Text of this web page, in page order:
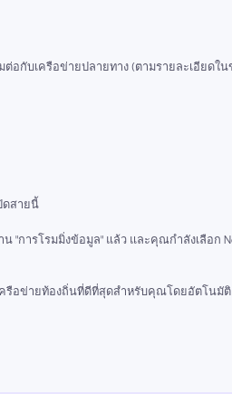
อกับเครือข่ายปลายทาง (ตามรายละเอียดใ
ดสายนี้
"การโรมมิ่งข้อมูล" แล้ว และคุณกำลังเลือก
ครือข่ายท้องถิ่นที่ดีที่สุดสำหรับคุณโดยอัตโนมัติ